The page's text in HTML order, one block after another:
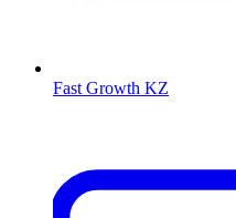
Fast Growth KZ